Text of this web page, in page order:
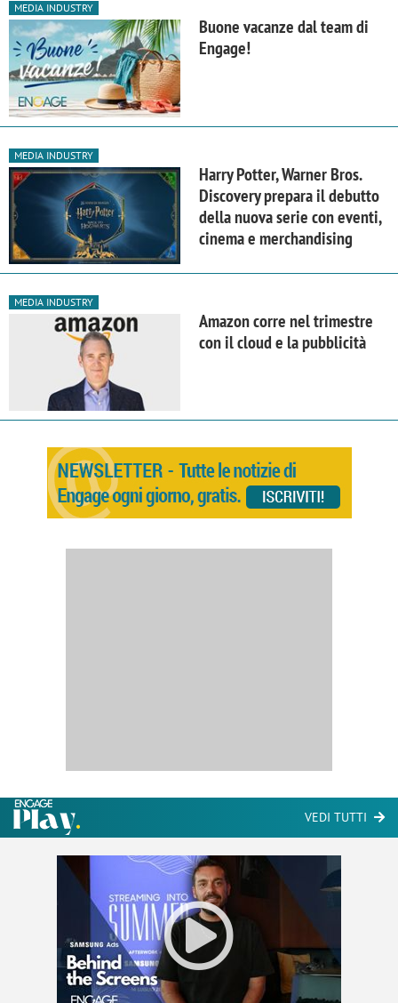
MEDIA INDUSTRY
Buone vacanze dal team di
Engage!
MEDIA INDUSTRY
Harry Potter, Warner Bros.
Discovery prepara il debutto
della nuova serie con eventi,
cinema e merchandising
MEDIA INDUSTRY
Amazon corre nel trimestre
con il cloud e la pubblicità
VEDI TUTTI